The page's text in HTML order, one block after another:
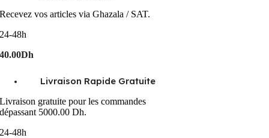
Recevez vos articles via Ghazala / SAT.
24-48h
40.00Dh
Livraison Rapide Gratuite
Livraison gratuite pour les commandes
dépassant 5000.00 Dh.
24-48h